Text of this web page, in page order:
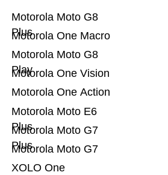
XOLO One
Motorola Moto G7
Motorola Moto G7
Plus
Motorola Moto E6
Plus
Motorola One Action
Motorola One Vision
Motorola Moto G8
Play
Motorola One Macro
Motorola Moto G8
Plus